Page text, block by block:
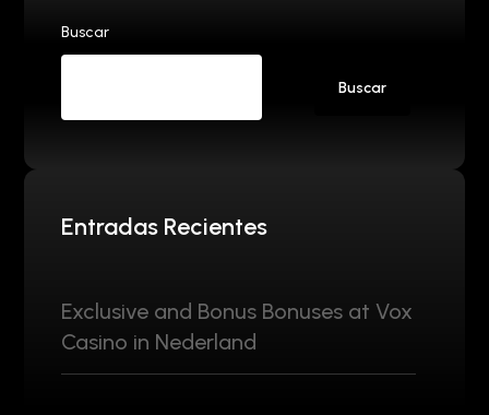
Buscar
Buscar
Entradas Recientes
Exclusive and Bonus Bonuses at Vox
Casino in Nederland